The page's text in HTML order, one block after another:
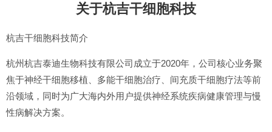
关于杭吉干细胞科技
杭吉干细胞科技简介
杭州杭吉泰迪生物科技有限公司成立于2020年，公司核心业务聚
焦于神经干细胞移植、多能干细胞治疗、间充质干细胞疗法等前
沿领域，同时为广大海内外用户提供神经系统疾病健康管理与慢
性病解决方案。